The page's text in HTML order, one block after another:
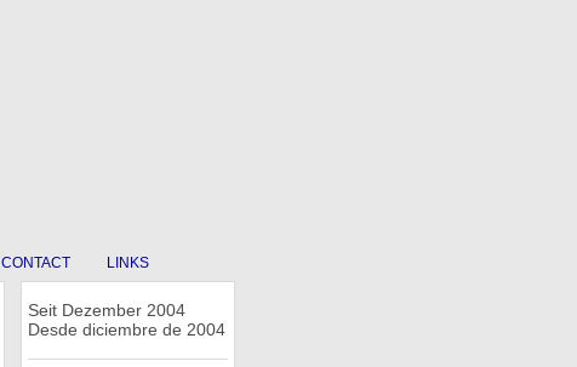
CONTACT LINKS
Seit Dezember 2004
Desde diciembre de 2004